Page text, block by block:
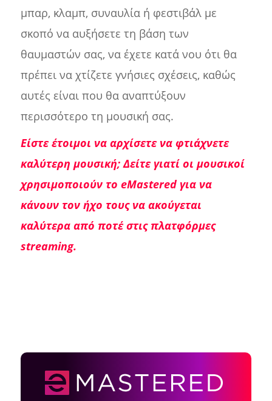
μπαρ, κλαμπ, συναυλία ή φεστιβάλ με
σκοπό να αυξήσετε τη βάση των
θαυμαστών σας, να έχετε κατά νου ότι θα
πρέπει να χτίζετε γνήσιες σχέσεις, καθώς
αυτές είναι που θα αναπτύξουν
περισσότερο τη μουσική σας.
Είστε έτοιμοι να αρχίσετε να φτιάχνετε
καλύτερη μουσική; Δείτε γιατί οι μουσικοί
χρησιμοποιούν το eMastered για να
κάνουν τον ήχο τους να ακούγεται
καλύτερα από ποτέ στις πλατφόρμες
streaming.